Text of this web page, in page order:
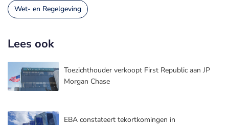
Wet- en Regelgeving
Lees ook
Toezichthouder verkoopt First Republic aan JP
Morgan Chase
EBA constateert tekortkomingen in